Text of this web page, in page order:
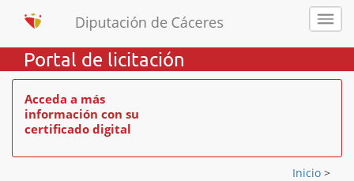
Portal de licitación
Acceda a más
información con su
certificado digital
Inicio >